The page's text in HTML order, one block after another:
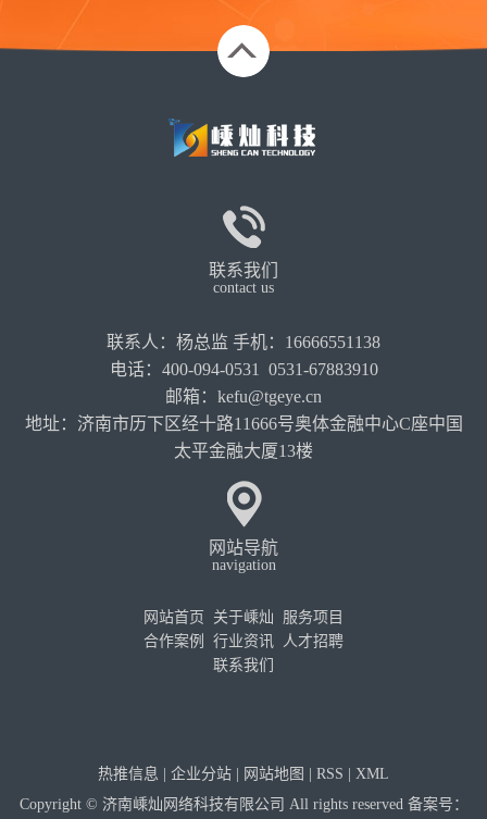
联系我们
contact us
联系人：杨总监 手机：16666551138
电话：400-094-0531 0531-67883910
邮箱：kefu@tgeye.cn
地址：济南市历下区经十路11666号奥体金融中心C座中国
太平金融大厦13楼
网站导航
navigation
网站首页 关于嵊灿
服务项目
合作案例
行业资讯
人才招聘
联系我们
热推信息 | 企业分站 | 网站地图 | RSS | XML
Copyright © 济南嵊灿网络科技有限公司 All rights reserved 备案号：